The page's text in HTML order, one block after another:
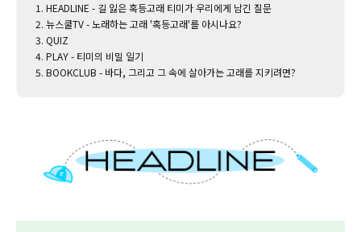
HEADLINE - 길 잃은 혹등고래 티미가 우리에게 남긴 질문
뉴스쿨TV - 노래하는 고래 '혹등고래'를 아시나요?
QUIZ
PLAY - 티미의 비밀 일기
BOOKCLUB - 바다, 그리고 그 속에 살아가는 고래를 지키려면?